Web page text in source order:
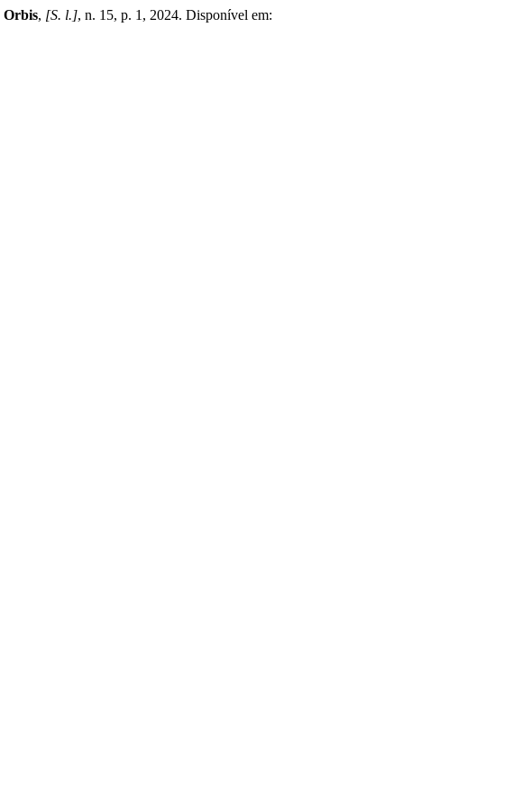
Orbis, [S. l.], n. 15, p. 1, 2024. Disponível em: